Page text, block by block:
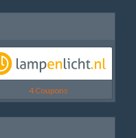
4 Coupons